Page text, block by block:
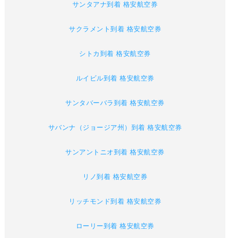
サンタアナ到着 格安航空券
サクラメント到着 格安航空券
シトカ到着 格安航空券
ルイビル到着 格安航空券
サンタバーバラ到着 格安航空券
サバンナ（ジョージア州）到着 格安航空券
サンアントニオ到着 格安航空券
リノ到着 格安航空券
リッチモンド到着 格安航空券
ローリー到着 格安航空券